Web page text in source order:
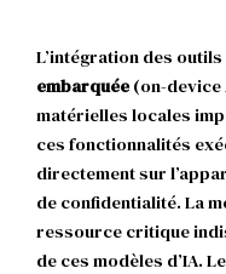
L’intégration des outils
embarquée (on-
matérielles locales
ces fonctionnalités
directement sur
de confidentialité. La
ressource critique
de ces modèles d’IA.